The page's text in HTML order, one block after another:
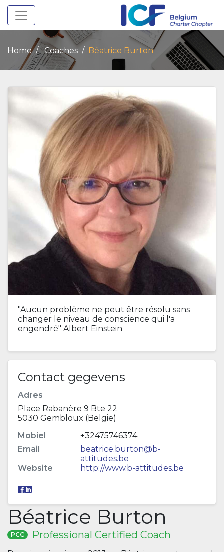
Toggle navigation
Home Coaches Béatrice Burton
"Aucun problème ne peut être résolu sans
changer le niveau de conscience qui l'a
engendré" Albert Einstein
Contact gegevens
Adres
Place Rabanère 9 Bte 22
5030 Gembloux (België)
Mobiel
+32475746374
Email
beatrice.burton@b-
attitudes.be
Website
http://www.b-attitudes.be
Béatrice Burton
PCC Professional Certified Coach